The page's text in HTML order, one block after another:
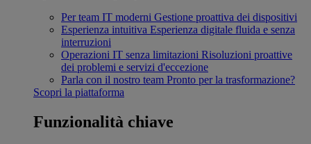
Per team IT moderni Gestione proattiva dei dispositivi
Esperienza intuitiva Esperienza digitale fluida e senza
interruzioni
Operazioni IT senza limitazioni Risoluzioni proattive
dei problemi e servizi d'eccezione
Parla con il nostro team Pronto per la trasformazione?
Scopri la piattaforma
Funzionalità chiave